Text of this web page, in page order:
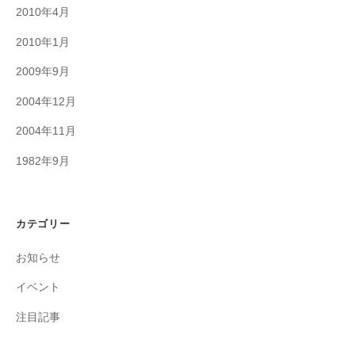
2010年4月
2010年1月
2009年9月
2004年12月
2004年11月
1982年9月
カテゴリー
お知らせ
イベント
注目記事